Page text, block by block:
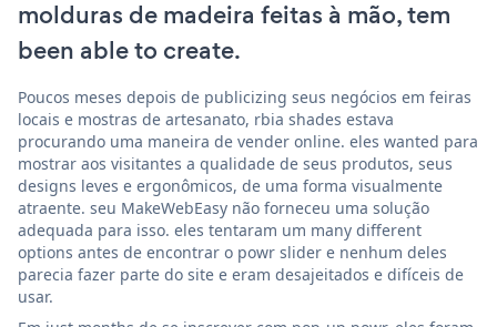
molduras de madeira feitas à mão, tem
been able to create.
Poucos meses depois de publicizing seus negócios em feiras
locais e mostras de artesanato, rbia shades estava
procurando uma maneira de vender online. eles wanted para
mostrar aos visitantes a qualidade de seus produtos, seus
designs leves e ergonômicos, de uma forma visualmente
atraente. seu MakeWebEasy não forneceu uma solução
adequada para isso. eles tentaram um many different
options antes de encontrar o powr slider e nenhum deles
parecia fazer parte do site e eram desajeitados e difíceis de
usar.